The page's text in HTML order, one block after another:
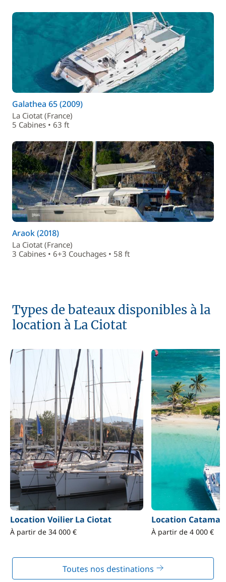
Galathea 65 (2009)
La Ciotat (France)
5 Cabines • 63 ft
Araok (2018)
La Ciotat (France)
3 Cabines • 6+3 Couchages • 58 ft
Types de bateaux disponibles à la
location à La Ciotat
Location Voilier La Ciotat
À partir de 34 000 €
Location
À partir de 4 000 €
Toutes nos destinations